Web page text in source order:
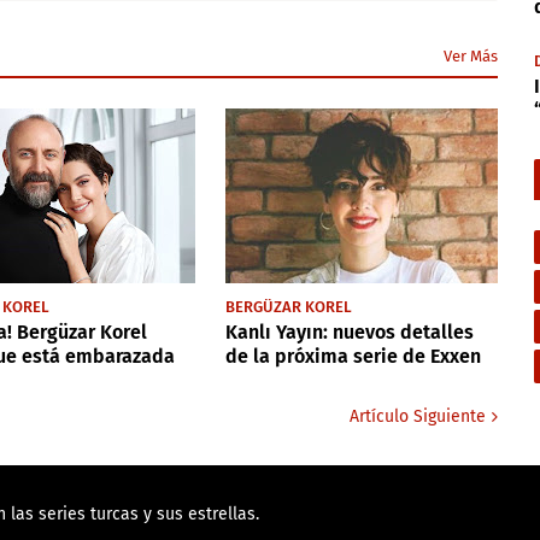
Ver Más
Bergüzar Korel
está embarazada
BERGÜZAR KOREL
Kanlı Yayın: nuevos detalles
de la próxima serie de Exxen
Artículo Siguiente
las series turcas y sus estrellas.